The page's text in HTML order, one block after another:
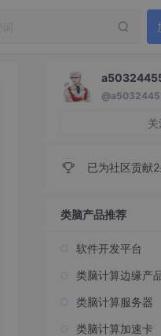
关
已为社区贡献
类脑产品推荐
软件开发平台
类脑计算边缘产
类脑计算服务器
类脑计算加速卡